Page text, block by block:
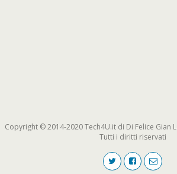
Copyright © 2014-2020 Tech4U.it di Di Felice Gian
Tutti i diritti riservati